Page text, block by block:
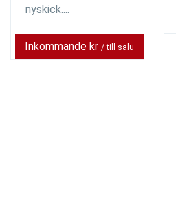
nyskick....
Inkommande kr / till salu